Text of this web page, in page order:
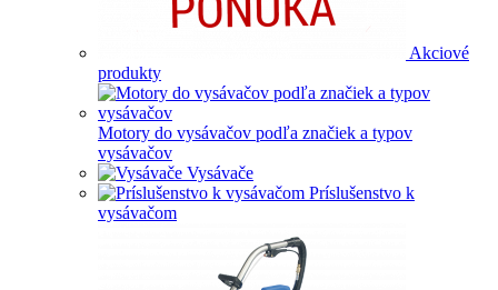
Akciové
produkty
Motory do vysávačov podľa značiek a typov
vysávačov
Vysávače
Príslušenstvo k
vysávačom